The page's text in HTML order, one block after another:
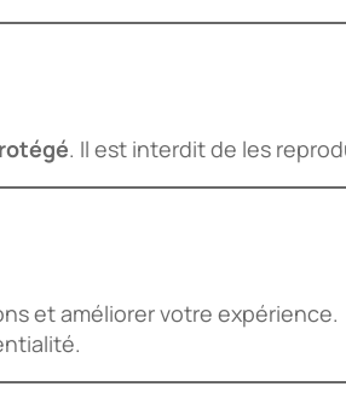
. Il est interdit de les
et améliorer votre expérience.